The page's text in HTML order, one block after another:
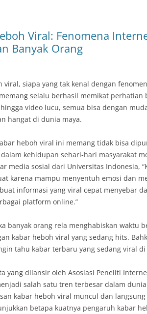
Viral: Fenomena
Banyak Orang
viral, siapa yang tak kenal dengan
selalu berhasil memikat perhatian
video lucu, semua bisa dengan
hangat di dunia maya.
heboh viral ini memang tidak bisa
kehidupan sehari-hari masyarakat
media sosial dari Universitas Indonesia,
karena mampu menyentuh emosi dan
informasi yang viral cepat menyebar
platform online.”
banyak orang rela menghabiskan waktu
kabar heboh viral yang sedang hits.
tahu kabar terbaru yang sedang viral
yang dilansir oleh Asosiasi Peneliti
salah satu tren terbesar dalam
kabar heboh viral muncul dan
betapa kuatnya pengaruh kabar